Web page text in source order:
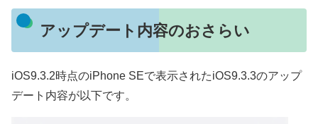
アップデート内容のおさらい
iOS9.3.2時点のiPhone SEで表示されたiOS9.3.3のアップ
デート内容が以下です。